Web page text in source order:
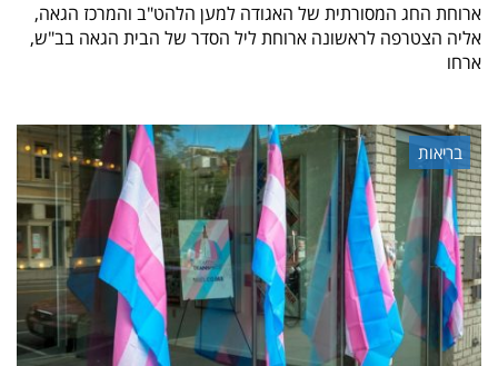
ארוחת החג המסורתית של האגודה למען הלהט"ב והמרכז הגאה,
אליה הצטרפה לראשונה ארוחת ליל הסדר של הבית הגאה בב"ש,
ארחו
בריאות